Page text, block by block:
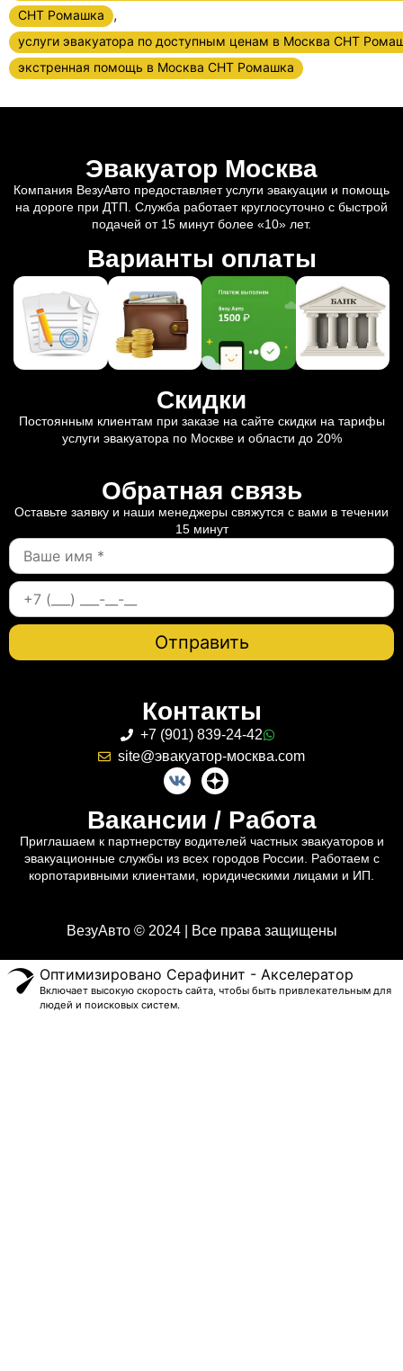
СНТ Ромашка
,
услуги эвакуатора по доступным ценам в Москва СНТ
экстренная помощь в Москва СНТ Ромашка
Эвакуатор Москва
Компания ВезуАвто предоставляет услуги эвакуации и помощь
на дороге при ДТП. Служба работает круглосуточно с быстрой
подачей от 15 минут более «10» лет.
Варианты оплаты
Скидки
Постоянным клиентам при заказе на сайте скидки на тарифы
услуги эвакуатора по Москве и области до 20%
Обратная связь
Оставьте заявку и наши менеджеры свяжутся с вами в течении
15 минут
Контакты
+7 (901) 839-24-42
site@эвакуатор-москва.com
Вакансии / Работа
Приглашаем к партнерству водителей частных эвакуаторов и
эвакуационные службы из всех городов России. Работаем с
корпотаривными клиентами, юридическими лицами и ИП.
ВезуАвто © 2024 | Все права защищены
Оптимизировано Серафинит - Акселератор
Включает высокую скорость сайта, чтобы быть привлекательным для
людей и поисковых систем.